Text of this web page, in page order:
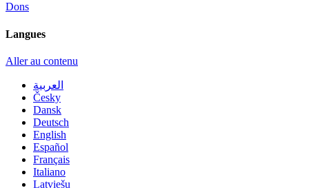
Dons
Langues
Aller au contenu
العربية
Česky
Dansk
Deutsch
English
Español
Français
Italiano
Latviešu